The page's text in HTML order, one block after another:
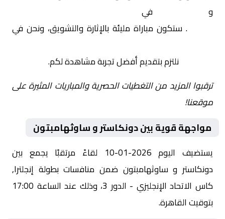
وساوثهامبتون في
. ستكون مباراة مليئة بالإثارة والتشويق، ونحن في
نلتزم بتقديم أفضل تجربة مشاهدة لكم.
ترقبوا المزيد من التغطيات الحصرية والمباريات المثيرة على
موقعنا!
مواجهة قوية بين دونكاستر و ساوثهامبتون
يستضيف اليوم 2026-01-10 لقاءً مرتقبًا يجمع بين
دونكاستر و ساوثهامبتون ضمن منافسات بطولة إنجلترا,
كاس الاتحاد الإنجليزي - الدور 3، وذلك عند الساعة 17:00
بتوقيت القاهرة.